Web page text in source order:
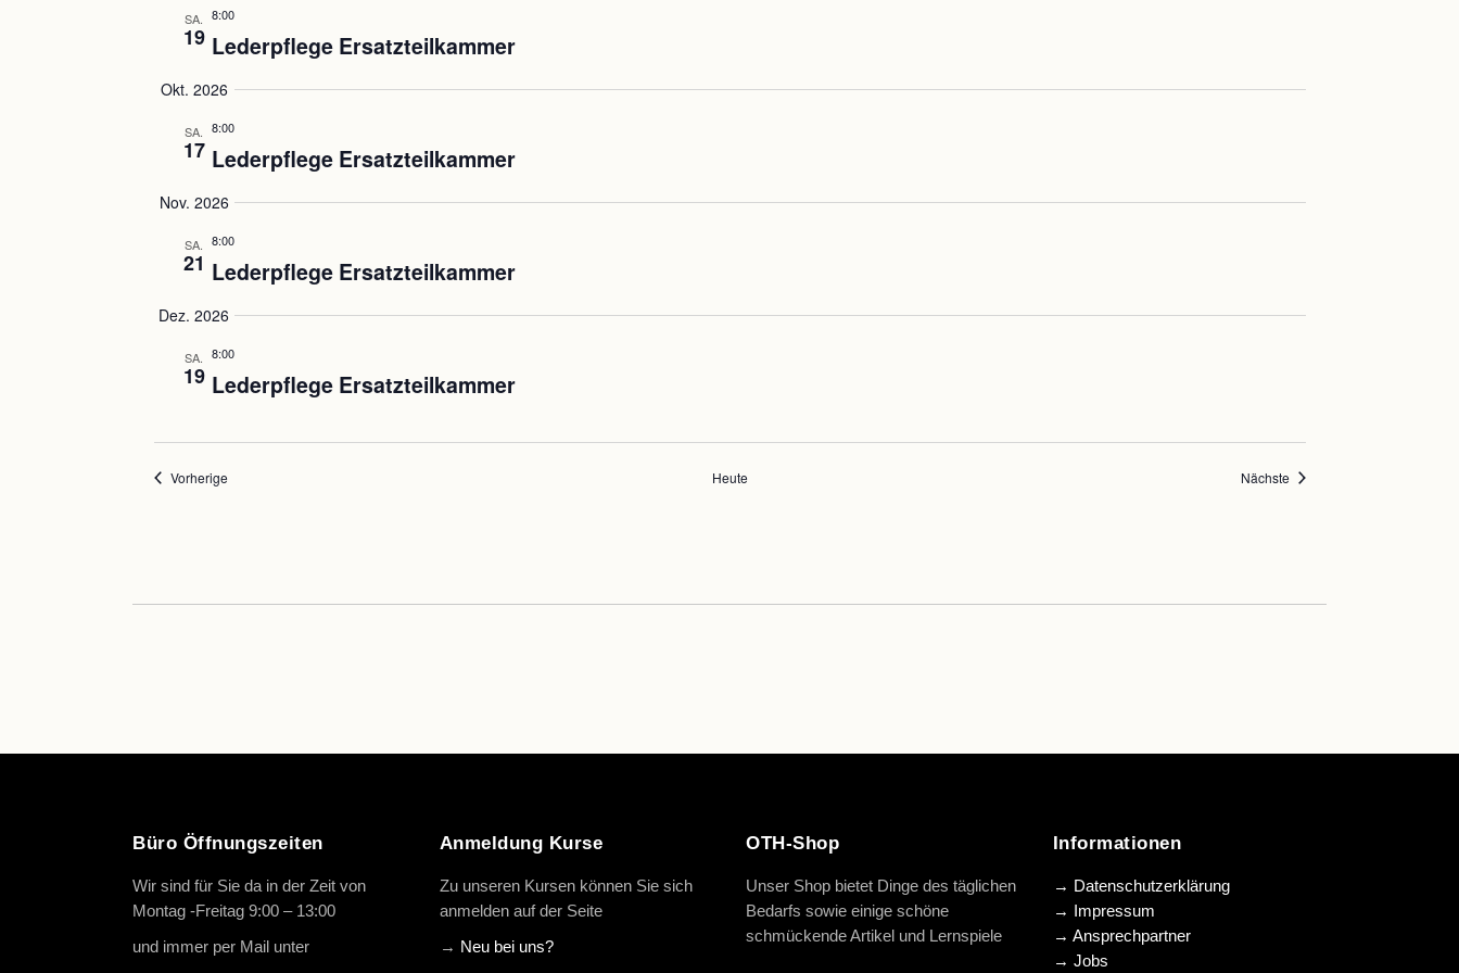
SA.
19
8:00
Lederpflege Ersatzteilkammer
Okt. 2026
SA.
17
8:00
Lederpflege Ersatzteilkammer
Nov. 2026
SA.
21
8:00
Lederpflege Ersatzteilkammer
Dez. 2026
SA.
19
8:00
Lederpflege Ersatzteilkammer
VorherigeVeranstaltungen Heute NächsteVeranstaltungen
Büro Öffnungszeiten
Wir sind für Sie da in der Zeit von
Montag -Freitag 9:00 – 13:00
und immer per Mail unter
Anmeldung Kurse
Zu unseren Kursen können Sie sich
anmelden auf der Seite
→ Neu bei uns?
OTH-Shop
Unser Shop bietet Dinge des täglichen
Bedarfs sowie einige schöne
schmückende Artikel und Lernspiele
Informationen
→ Datenschutzerklärung
→ Impressum
→ Ansprechpartner
→ Jobs